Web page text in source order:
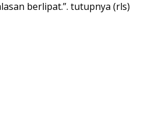
berlipat.”. tutupnya (rls)